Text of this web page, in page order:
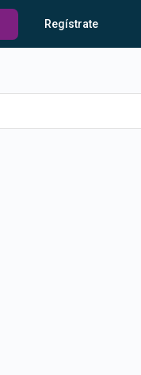
Regístrate